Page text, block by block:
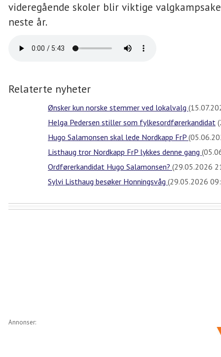
videregående skoler blir viktige
neste år.
Relaterte nyheter
Ønsker kun norske stemmer ved lokalvalg
Helga Pedersen stiller som fylkesordførerkandidat
Hugo Salamonsen skal lede Nordkapp FrP
Listhaug tror Nordkapp FrP lykkes denne gang
Ordførerkandidat Hugo Salamonsen? (29.05.2026
Sylvi Listhaug besøker Honningsvåg (29.05.2026
Annonser: